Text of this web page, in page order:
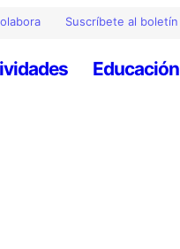
Suscríbete al boletín
Educación